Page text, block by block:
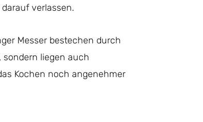
verlassen.
Messer bestechen durch
liegen auch
Kochen noch angenehmer